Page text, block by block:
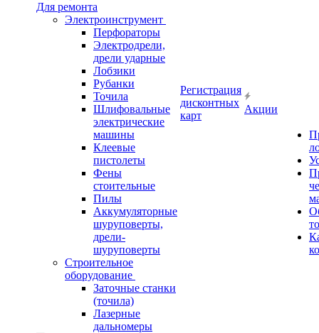
Для ремонта
Электроинструмент
Перфораторы
Электродрели,
дрели ударные
Лобзики
Рубанки
Точила
Шлифовальные
электрические
машины
Клеевые
пистолеты
Фены
стоительные
Пилы
Аккумуляторные
шуруповерты,
дрели-
шуруповерты
Строительное
оборудование
Заточные станки
(точила)
Лазерные
дальномеры
Регистрация
дисконтных
карт
Акции